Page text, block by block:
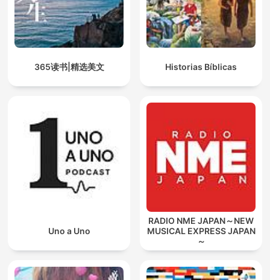
365读书|精选美文 Historias Bíblicas
Uno a Uno
RADIO NME JAPAN～NEW
MUSICAL EXPRESS JAPAN
～